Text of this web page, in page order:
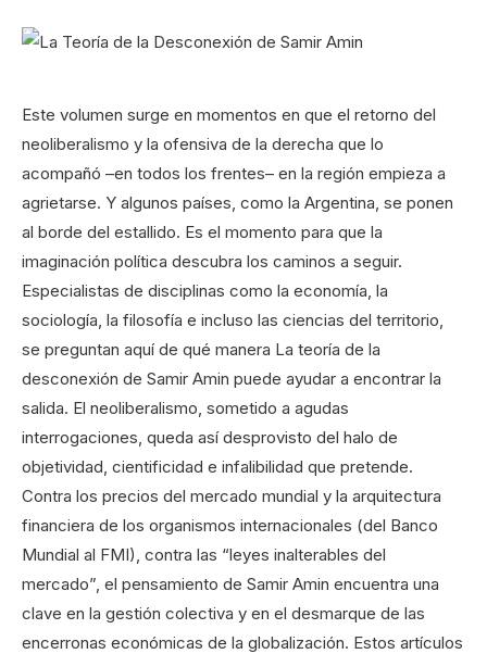
Este volumen surge en momentos en que el retorno del
neoliberalismo y la ofensiva de la derecha que lo
acompañó –en todos los frentes– en la región empieza a
agrietarse. Y algunos países, como la Argentina, se ponen
al borde del estallido. Es el momento para que la
imaginación política descubra los caminos a seguir.
Especialistas de disciplinas como la economía, la
sociología, la filosofía e incluso las ciencias del territorio,
se preguntan aquí de qué manera La teoría de la
desconexión de Samir Amin puede ayudar a encontrar la
salida. El neoliberalismo, sometido a agudas
interrogaciones, queda así desprovisto del halo de
objetividad, cientificidad e infalibilidad que pretende.
Contra los precios del mercado mundial y la arquitectura
financiera de los organismos internacionales (del Banco
Mundial al FMI), contra las “leyes inalterables del
mercado”, el pensamiento de Samir Amin encuentra una
clave en la gestión colectiva y en el desmarque de las
encerronas económicas de la globalización. Estos artículos